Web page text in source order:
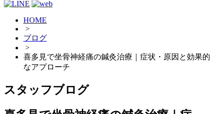
HOME
>
ブログ
>
喜多見で坐骨神経痛の鍼灸治療｜症状・原因と効果的
なアプローチ
スタッフブログ